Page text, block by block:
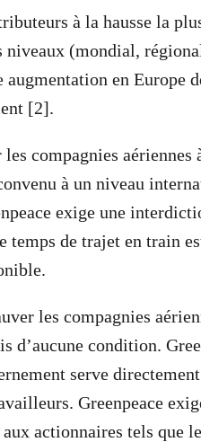
à la hausse la
niveaux (mondial,
en Europe
[2].
compagnies aériennes
à un niveau
exige une
temps de trajet en train
les compagnies
d’aucune condition.
serve
Greenpeace
actionnaires tels que